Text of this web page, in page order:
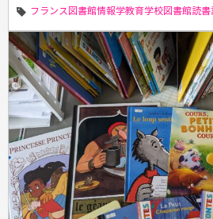
フランス 図書館情報学教育学校図書館読書